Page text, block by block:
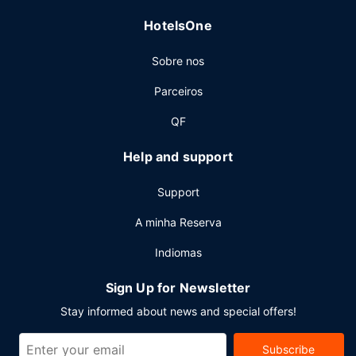
um evento em Lakeville? Este hotel dispõe de uma zona
área total de 52 metros quadrados. Há estacionamento
HotelsOne
Sobre nos
Parceiros
QF
Help and support
Support
A minha Reserva
Indiomas
Sign Up for Newsletter
Stay informed about news and special offers!
Subscribe